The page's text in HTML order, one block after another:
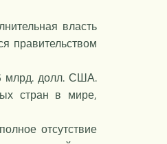
власть
правительством
млрд. долл. США.
стран в мире,
отсутствие